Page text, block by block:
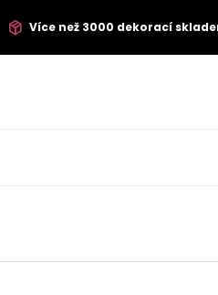
Více než 3000 dekorací